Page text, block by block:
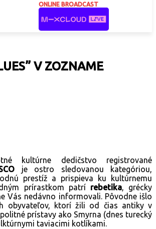
ONLINE BROADCAST
V ZOZNAME
kultúrne dedičstvo registrované
je ostro sledovanou kategóriou,
prestíž a prispieva ku kultúrnemu
prírastkom patrí rebetika, grécky
Vás nedávno informovali. Pôvodne išlo
obyvateľov, ktorí žili od čias antiky v
prístavy ako Smyrna (dnes turecký
taviacimi kotlíkami.